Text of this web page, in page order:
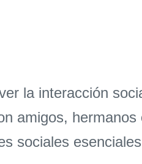
la interacción
amigos, hermanos
sociales